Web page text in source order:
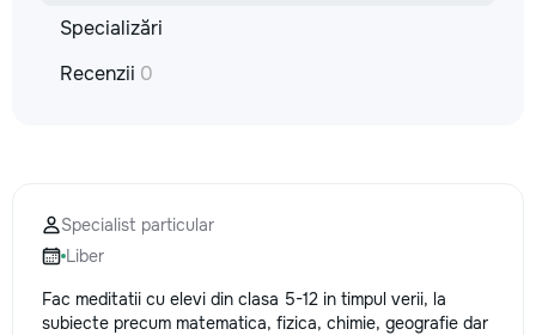
Specializări
Recenzii 0
Specialist particular
Liber
Fac meditatii cu elevi din clasa 5-12 in timpul verii, la
subiecte precum matematica, fizica, chimie, geografie dar